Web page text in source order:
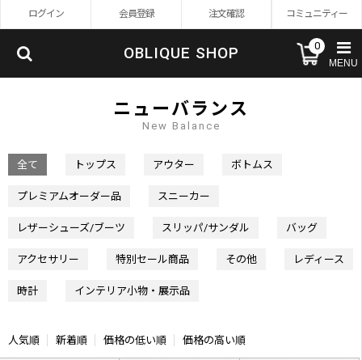
ログイン 会員登録 注文確認 コミュニティー
OBLIQUE SHOP 0
MENU
ニューバランス
New Balance
全て トップス アウター ボトムス
プレミアムオーダー品 スニーカー
レザーシューズ/ブーツ スリッパ/サンダル バッグ
アクセサリー 特別セール商品 その他 レディース
時計 インテリア小物・展示品
人気順 新着順 価格の低い順 価格の高い順